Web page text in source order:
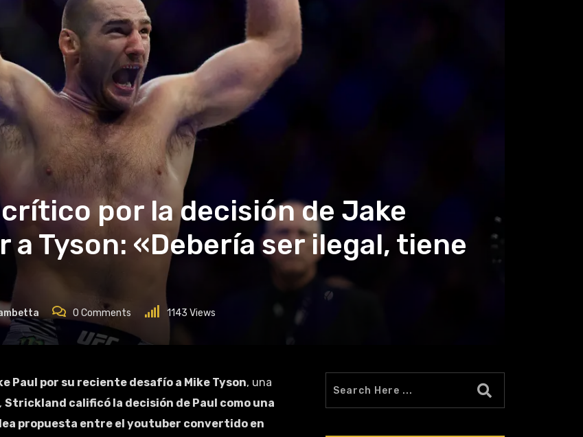
por la decisión de Jake
a Tyson: «Debería ser ilegal, tiene
0 Comments 1143 Views
Paul por su reciente desafío a Mike Tyson, una
Strickland calificó la decisión de Paul como una
propuesta entre el youtuber convertido en